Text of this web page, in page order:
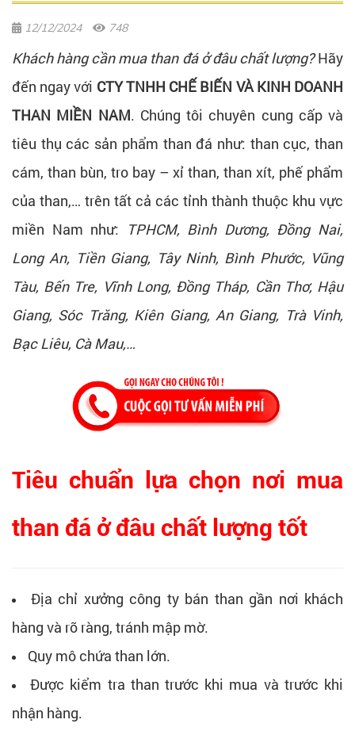
12/12/2024 748
Khách hàng cần mua than đá ở đâu chất lượng?Hãy
đến ngay với CTY TNHH CHẾ BIẾN VÀ KINH DOANH
THAN MIỀN NAM. Chúng tôi chuyên cung cấp và
tiêu thụ các sản phẩm than đá như: than cục, than
cám, than bùn, tro bay – xỉ than, than xít, phế phẩm
của than,… trên tất cả các tỉnh thành thuộc khu vực
miền Nam như: TPHCM, Bình Dương, Đồng Nai,
Long An, Tiền Giang, Tây Ninh, Bình Phước, Vũng
Tàu, Bến Tre, Vĩnh Long, Đồng Tháp, Cần Thơ, Hậu
Giang, Sóc Trăng, Kiên Giang, An Giang, Trà Vinh,
Bạc Liêu, Cà Mau,…
Tiêu chuẩn lựa chọn nơi mua
than đá ở đâu chất lượng tốt
Địa chỉ xưởng công ty bán than gần nơi khách
hàng và rõ ràng, tránh mập mờ.
Quy mô chứa than lớn.
Được kiểm tra than trước khi mua và trước khi
nhận hàng.